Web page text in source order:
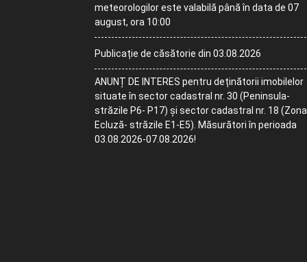
meteorologilor este valabilă până în data de 07
august, ora 10:00
Publicație de căsătorie din 03.08.2026
ANUNȚ DE INTERES pentru deținătorii imobilelor
situate în sector cadastral nr. 30 (Peninsula-
străzile P6- P17) și sector cadastral nr. 18 (Zona
Ecluză- străzile E1-E5). Măsurători în perioada
03.08.2026-07.08.2026!